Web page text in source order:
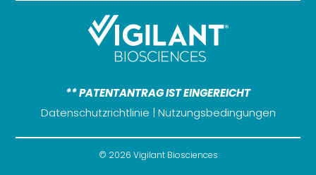
** PATENTANTRAG IST EINGEREICHT
Datenschutzrichtlinie | Nutzungsbedingungen
© 2026 Vigilant Biosciences